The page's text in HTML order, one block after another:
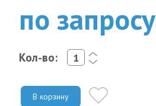
по запросу
Кол-во:
<
>
В корзину